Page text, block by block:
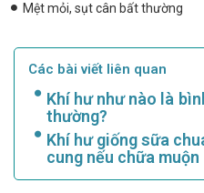
Mệt mỏi, sụt cân bất thường
Các bài viết liên quan
Khí hư như nào là
thường?
Khí hư giống sữa
cung nếu chữa muộn